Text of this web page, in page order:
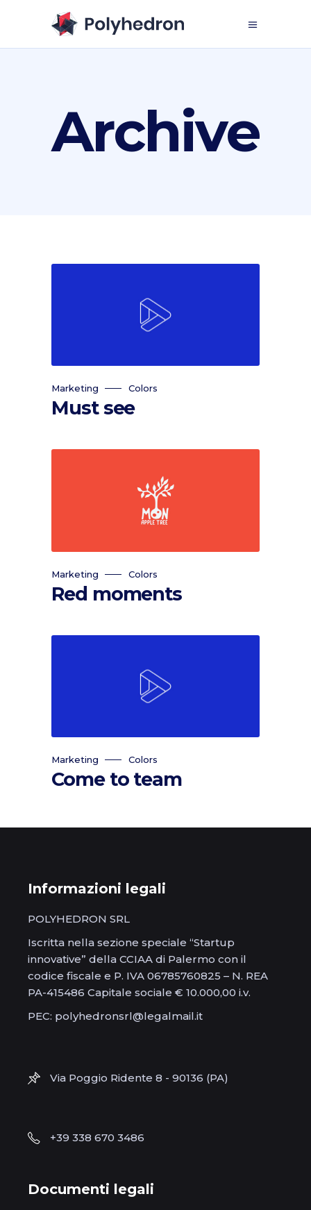
Archive
Marketing Colors
Must see
Marketing Colors
Red moments
Marketing Colors
Come to team
Informazioni legali
POLYHEDRON SRL
Iscritta nella sezione speciale “Startup
innovative” della CCIAA di Palermo con il
codice fiscale e P. IVA 06785760825 – N. REA
PA-415486 Capitale sociale € 10.000,00 i.v.
PEC: polyhedronsrl@legalmail.it
Via Poggio Ridente 8 - 90136 (PA)
+39 338 670 3486
Documenti legali